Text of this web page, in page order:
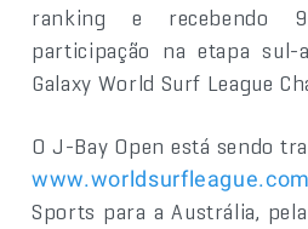
ranking e recebendo
participação na etapa sul-
Galaxy World Surf League
O J-Bay Open está sendo
www.worldsurfleague.com
Sports para a Austrália,